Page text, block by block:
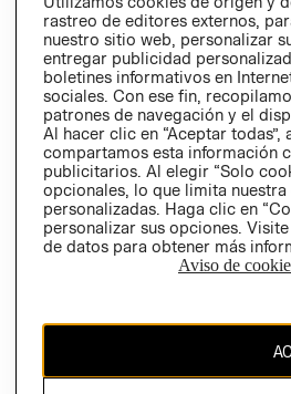
RELACIÓN
POLÍTICA
Chile ($)
rastreo de editores externos,
nuestro sitio web, personalizar
entregar publicidad
boletines informativos en
sociales. Con ese fin,
patrones de navegación y el
Al hacer clic en “Aceptar
compartamos esta información
publicitarios. Al elegir “Solo
opcionales, lo que limita
personalizadas. Haga clic en
personalizar sus opciones.
de datos para obtener más
Aviso de